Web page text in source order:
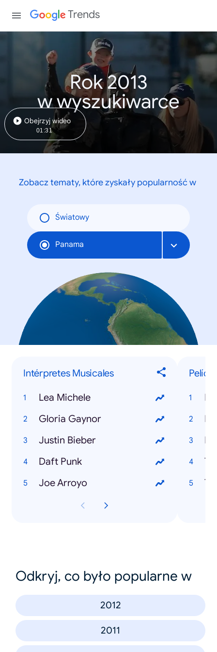
Trends
Rok 2013
w wyszukiwarce
Obejrzyj wideo
01:31
Zobacz tematy, które zyskały popularność w
Światowy
Panama
Intérpretes Musicales
Lea Michele
Gloria Gaynor
Justin Bieber
Daft Punk
Joe Arroyo
Odkryj, co było popularne w
2012
2011